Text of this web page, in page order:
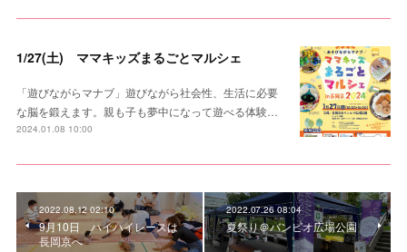
1/27(土) ママキッズまるごとマルシェ
「遊びながらマナブ」遊びながら社会性、生活に必要
な脳を鍛えます。親も子も夢中になって遊べる体験…
2024.01.08 10:00
2022.08.12 02:10
9月10日 ハイハイレースは
長岡京へ
2022.07.26 08:04
夏祭り＠バンビオ広場公園